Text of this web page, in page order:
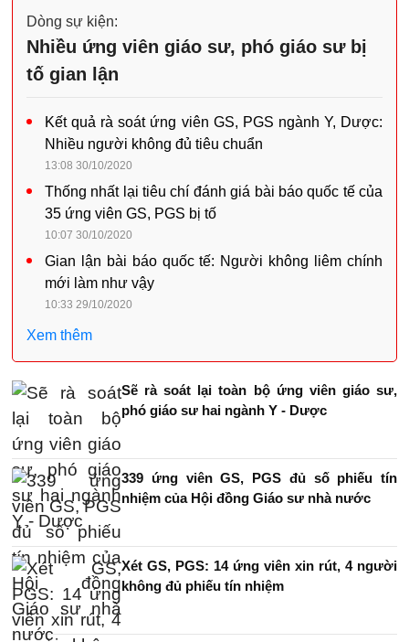
Dòng sự kiện:
Nhiều ứng viên giáo sư, phó giáo sư bị
tố gian lận
Kết quả rà soát ứng viên GS, PGS ngành Y, Dược:
Nhiều người không đủ tiêu chuẩn
13:08 30/10/2020
Thống nhất lại tiêu chí đánh giá bài báo quốc tế của
35 ứng viên GS, PGS bị tố
10:07 30/10/2020
Gian lận bài báo quốc tế: Người không liêm chính
mới làm như vậy
10:33 29/10/2020
Xem thêm
Sẽ rà soát lại toàn bộ ứng viên giáo sư,
phó giáo sư hai ngành Y - Dược
339 ứng viên GS, PGS đủ số phiếu tín
nhiệm của Hội đồng Giáo sư nhà nước
Xét GS, PGS: 14 ứng viên xin rút, 4 người
không đủ phiếu tín nhiệm